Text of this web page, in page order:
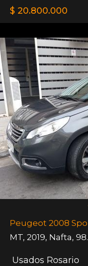
$ 20.800.000
Peugeot 2008
MT, 2019, Nafta,
Usados Rosario